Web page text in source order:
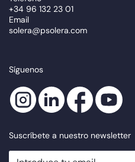
+34 96 132 23 01
Email
solera@psolera.com
Síguenos
Suscríbete a nuestro newsletter
newsletter.suscribe